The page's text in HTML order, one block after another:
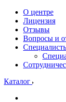
О центре
Лицензия
Отзывы
Вопросы и
Каталог